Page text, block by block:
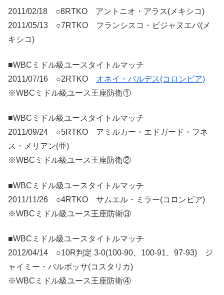
2011/02/18 ○8RTKO アントニオ・アラス(メキシコ)
2011/05/13 ○7RTKO フランシスコ・ビジャヌエバ(メ
キシコ)
■WBCミドル級ユースタイトルマッチ
2011/07/16 ○2RTKO オネイ・バルデス(コロンビア)
※WBCミドル級ユース王座防衛①
■WBCミドル級ユースタイトルマッチ
2011/09/24 ○5RTKO アミルカー・エドガード・フネ
ス・メリアン(亜)
※WBCミドル級ユース王座防衛②
■WBCミドル級ユースタイトルマッチ
2011/11/26 ○4RTKO サムエル・ミラー(コロンビア)
※WBCミドル級ユース王座防衛③
■WBCミドル級ユースタイトルマッチ
2012/04/14 ○10R判定 3-0(100-90、100-91、97-93) ジ
ャイミー・バルボッサ(コスタリカ)
※WBCミドル級ユース王座防衛④